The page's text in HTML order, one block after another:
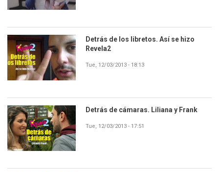
Detrás de los libretos. Así se hizo
Revela2
Tue, 12/03/2013 - 18:13
Detrás de cámaras. Liliana y Frank
Tue, 12/03/2013 - 17:51